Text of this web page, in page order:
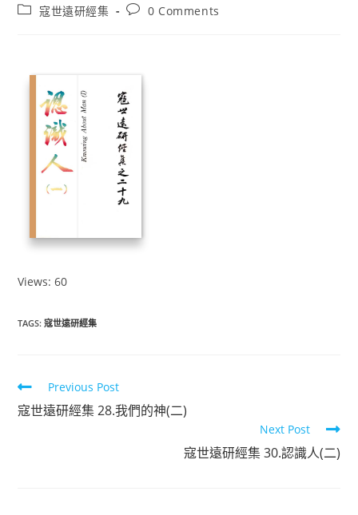
寇世遠研經集
0 Comments
Views: 60
TAGS:寇世遠研經集
Previous Post
寇世遠研經集 28.我們的神(二)
Next Post
寇世遠研經集 30.認識人(二)